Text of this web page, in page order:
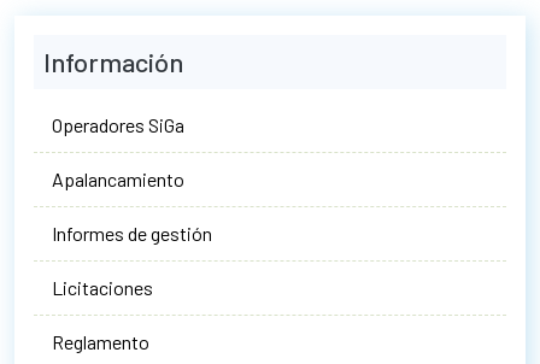
Información
Operadores SiGa
Apalancamiento
Informes de gestión
Licitaciones
Reglamento